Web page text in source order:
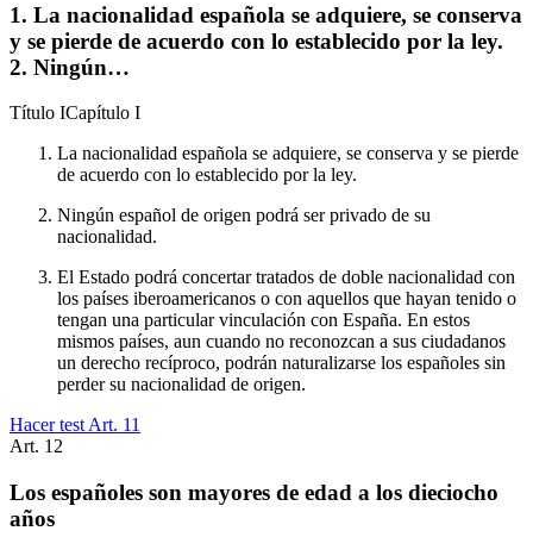
1. La nacionalidad española se adquiere, se conserva
y se pierde de acuerdo con lo establecido por la ley.
2. Ningún…
Título ICapítulo I
La nacionalidad española se adquiere, se conserva y se pierde
de acuerdo con lo establecido por la ley.
Ningún español de origen podrá ser privado de su
nacionalidad.
El Estado podrá concertar tratados de doble nacionalidad con
los países iberoamericanos o con aquellos que hayan tenido o
tengan una particular vinculación con España. En estos
mismos países, aun cuando no reconozcan a sus ciudadanos
un derecho recíproco, podrán naturalizarse los españoles sin
perder su nacionalidad de origen.
Hacer test Art. 11
Art. 12
Los españoles son mayores de edad a los dieciocho
años